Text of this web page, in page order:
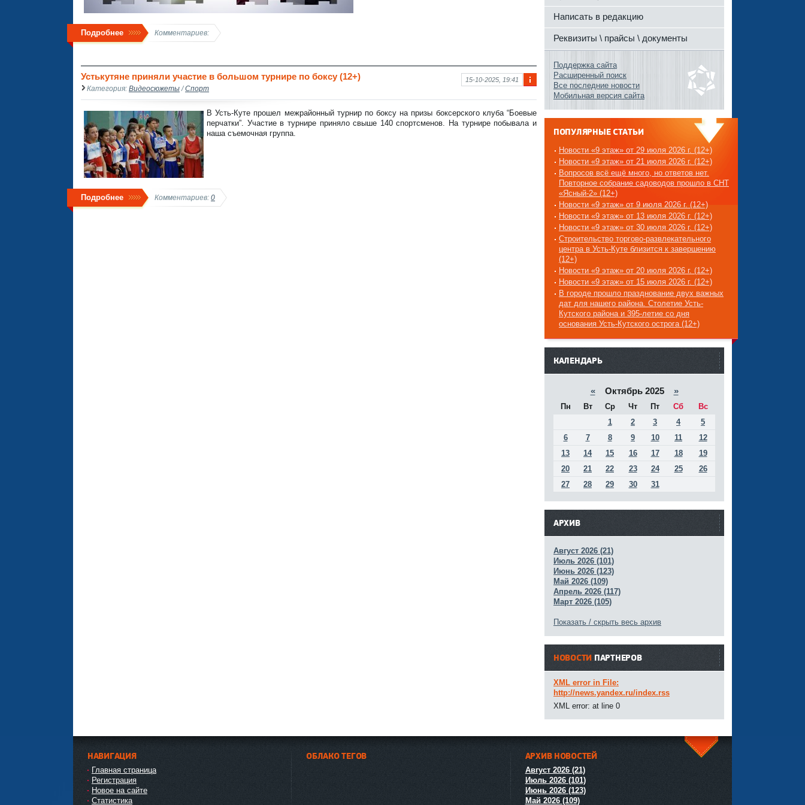
Подробнее Комментариев:
фо
аци
я к
15-10-2025, 19:41
Устькутяне приняли участие в большом турнире по боксу (12+)
Категория: Видеосюжеты /Спорт
В Усть-Куте прошел межрайонный турнир по боксу на призы боксерского клуба “Боевые
перчатки”. Участие в турнире приняло свыше 140 спортсменов. На турнире побывала и
наша съемочная группа.
Подробнее Комментариев: 0
Написать в редакцию
Реквизиты \ прайсы \ документы
Поддержка сайта
Расширенный поиск
Все последние новости
Мобильная версия сайта
ПОПУЛЯРНЫЕ СТАТЬИ
Новости «9 этаж» от 29 июля 2026 г. (12+)
Новости «9 этаж» от 21 июля 2026 г. (12+)
Вопросов всё ещё много, но ответов нет.
Повторное собрание садоводов прошло в СНТ
«Ясный-2» (12+)
Новости «9 этаж» от 9 июля 2026 г. (12+)
Новости «9 этаж» от 13 июля 2026 г. (12+)
Новости «9 этаж» от 30 июля 2026 г. (12+)
Строительство торгово-развлекательного
центра в Усть-Куте близится к завершению
(12+)
Новости «9 этаж» от 20 июля 2026 г. (12+)
Новости «9 этаж» от 15 июля 2026 г. (12+)
В городе прошло празднование двух важных
дат для нашего района. Столетие Усть-
Кутского района и 395-летие со дня
основания Усть-Кутского острога (12+)
------
КАЛЕНДАРЬ
«Октябрь 2025 »
Пн Вт Ср Чт Пт Сб
Вс
1
2 3 4
5
6
7 8 9 10 11
12
13
14 15 16 17 18
19
20
21 22 23 24 25
26
27
28 29 30 31
АРХИВ
Август 2026 (21)
Июль 2026 (101)
Июнь 2026 (123)
Май 2026 (109)
Апрель 2026 (117)
Март 2026 (105)
Показать / скрыть весь архив
НОВОСТИ ПАРТНЕРОВ
XML error in File:
http://news.yandex.ru/index.rss
XML error: at line 0
НАВИГАЦИЯ
Главная страница
Регистрация
Новое на сайте
Статистика
ОБЛАКО ТЕГОВ АРХИВ НОВОСТЕЙ
Август 2026 (21)
Июль 2026 (101)
Июнь 2026 (123)
Май 2026 (109)